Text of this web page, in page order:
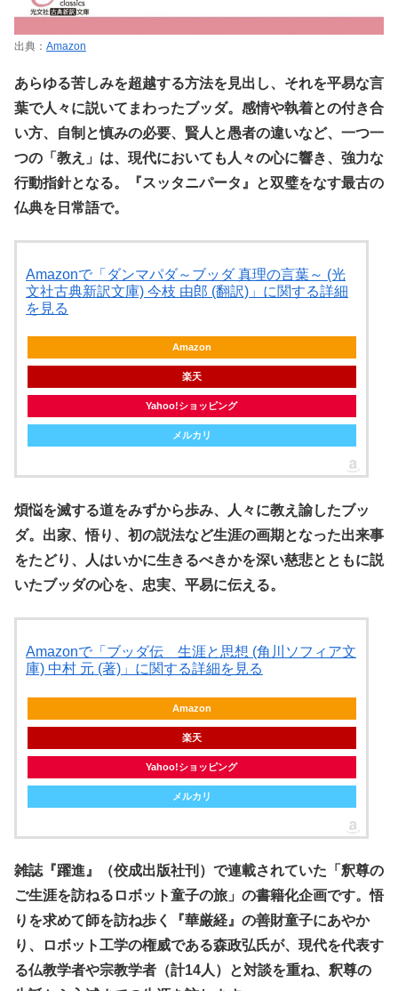
出典： Amazon
あらゆる苦しみを超越する方法を見出し、それを平易な言
葉で人々に説いてまわったブッダ。感情や執着との付き合
い方、自制と慎みの必要、賢人と愚者の違いなど、一つ一
つの「教え」は、現代においても人々の心に響き、強力な
行動指針となる。『スッタニパータ』と双璧をなす最古の
仏典を日常語で。
Amazonで「ダンマパダ～ブッダ 真理の言葉～ (光
文社古典新訳文庫) 今枝 由郎 (翻訳)」に関する詳細
を見る
Amazon
楽天
Yahoo!ショッピング
メルカリ
煩悩を滅する道をみずから歩み、人々に教え諭したブッ
ダ。出家、悟り、初の説法など生涯の画期となった出来事
をたどり、人はいかに生きるべきかを深い慈悲とともに説
いたブッダの心を、忠実、平易に伝える。
Amazonで「ブッダ伝 生涯と思想 (角川ソフィア文
庫) 中村 元 (著)」に関する詳細を見る
Amazon
楽天
Yahoo!ショッピング
メルカリ
雑誌『躍進』（佼成出版社刊）で連載されていた「釈尊の
ご生涯を訪ねるロボット童子の旅」の書籍化企画です。悟
りを求めて師を訪ね歩く『華厳経』の善財童子にあやか
り、ロボット工学の権威である森政弘氏が、現代を代表す
る仏教学者や宗教学者（計14人）と対談を重ね、釈尊の